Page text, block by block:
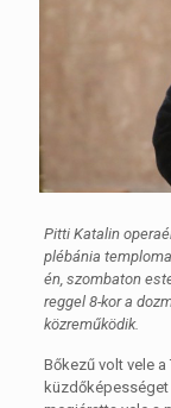
Pitti Katalin
plébánia
én, szombaton
reggel 8-kor a
közreműködik.
Bőkezű volt vele